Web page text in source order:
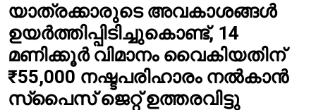
യാത്രക്കാരുടെ അവകാശങ്ങൾ
ഉയർത്തിപ്പിടിച്ചുകൊണ്ട്, 14
മണിക്കൂർ വിമാനം വൈകിയതിന്
₹55,000 നഷ്ടപരിഹാരം നൽകാൻ
സ്‌പൈസ് ജെറ്റ് ഉത്തരവിട്ടു